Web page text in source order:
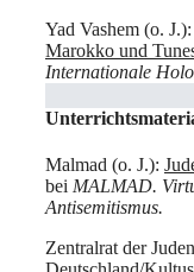
Yad Vashem (o. J.):
Marokko und
Internationale
Malmad (o. J.):
bei MALMAD.
Antisemitismus.
Zentralrat der